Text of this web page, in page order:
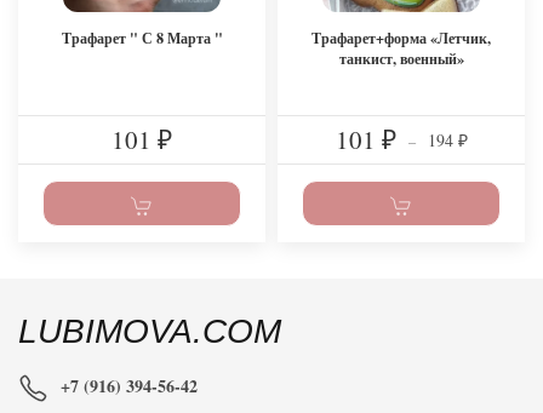
Трафарет " С 8 Марта "
101 ₽
Трафарет+форма «Летчик,
танкист, военный»
101 ₽ – 194 ₽
LUBIMOVA.COM
+7 (916) 394-56-42